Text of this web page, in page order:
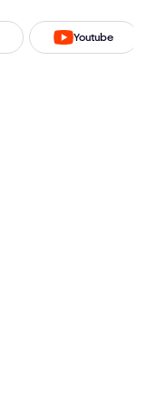
Youtube